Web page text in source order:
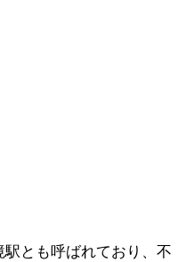
とも呼ばれており、不